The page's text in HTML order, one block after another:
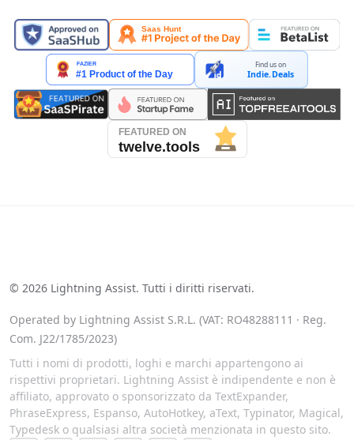
Find us on
Indie.Deals
© 2026 Lightning Assist. Tutti i diritti riservati.
Operated by Lightning Assist S.R.L. (VAT: RO48288111 · Reg.
Com. J22/1785/2023)
Tutti i nomi di prodotti, loghi e marchi appartengono ai
rispettivi proprietari. Lightning Assist è indipendente e non è
affiliato, approvato o sponsorizzato da TextExpander,
PhraseExpress, Espanso, AutoHotkey, aText, Typinator, Magical,
Typedesk o qualsiasi altra società menzionata in questo sito.